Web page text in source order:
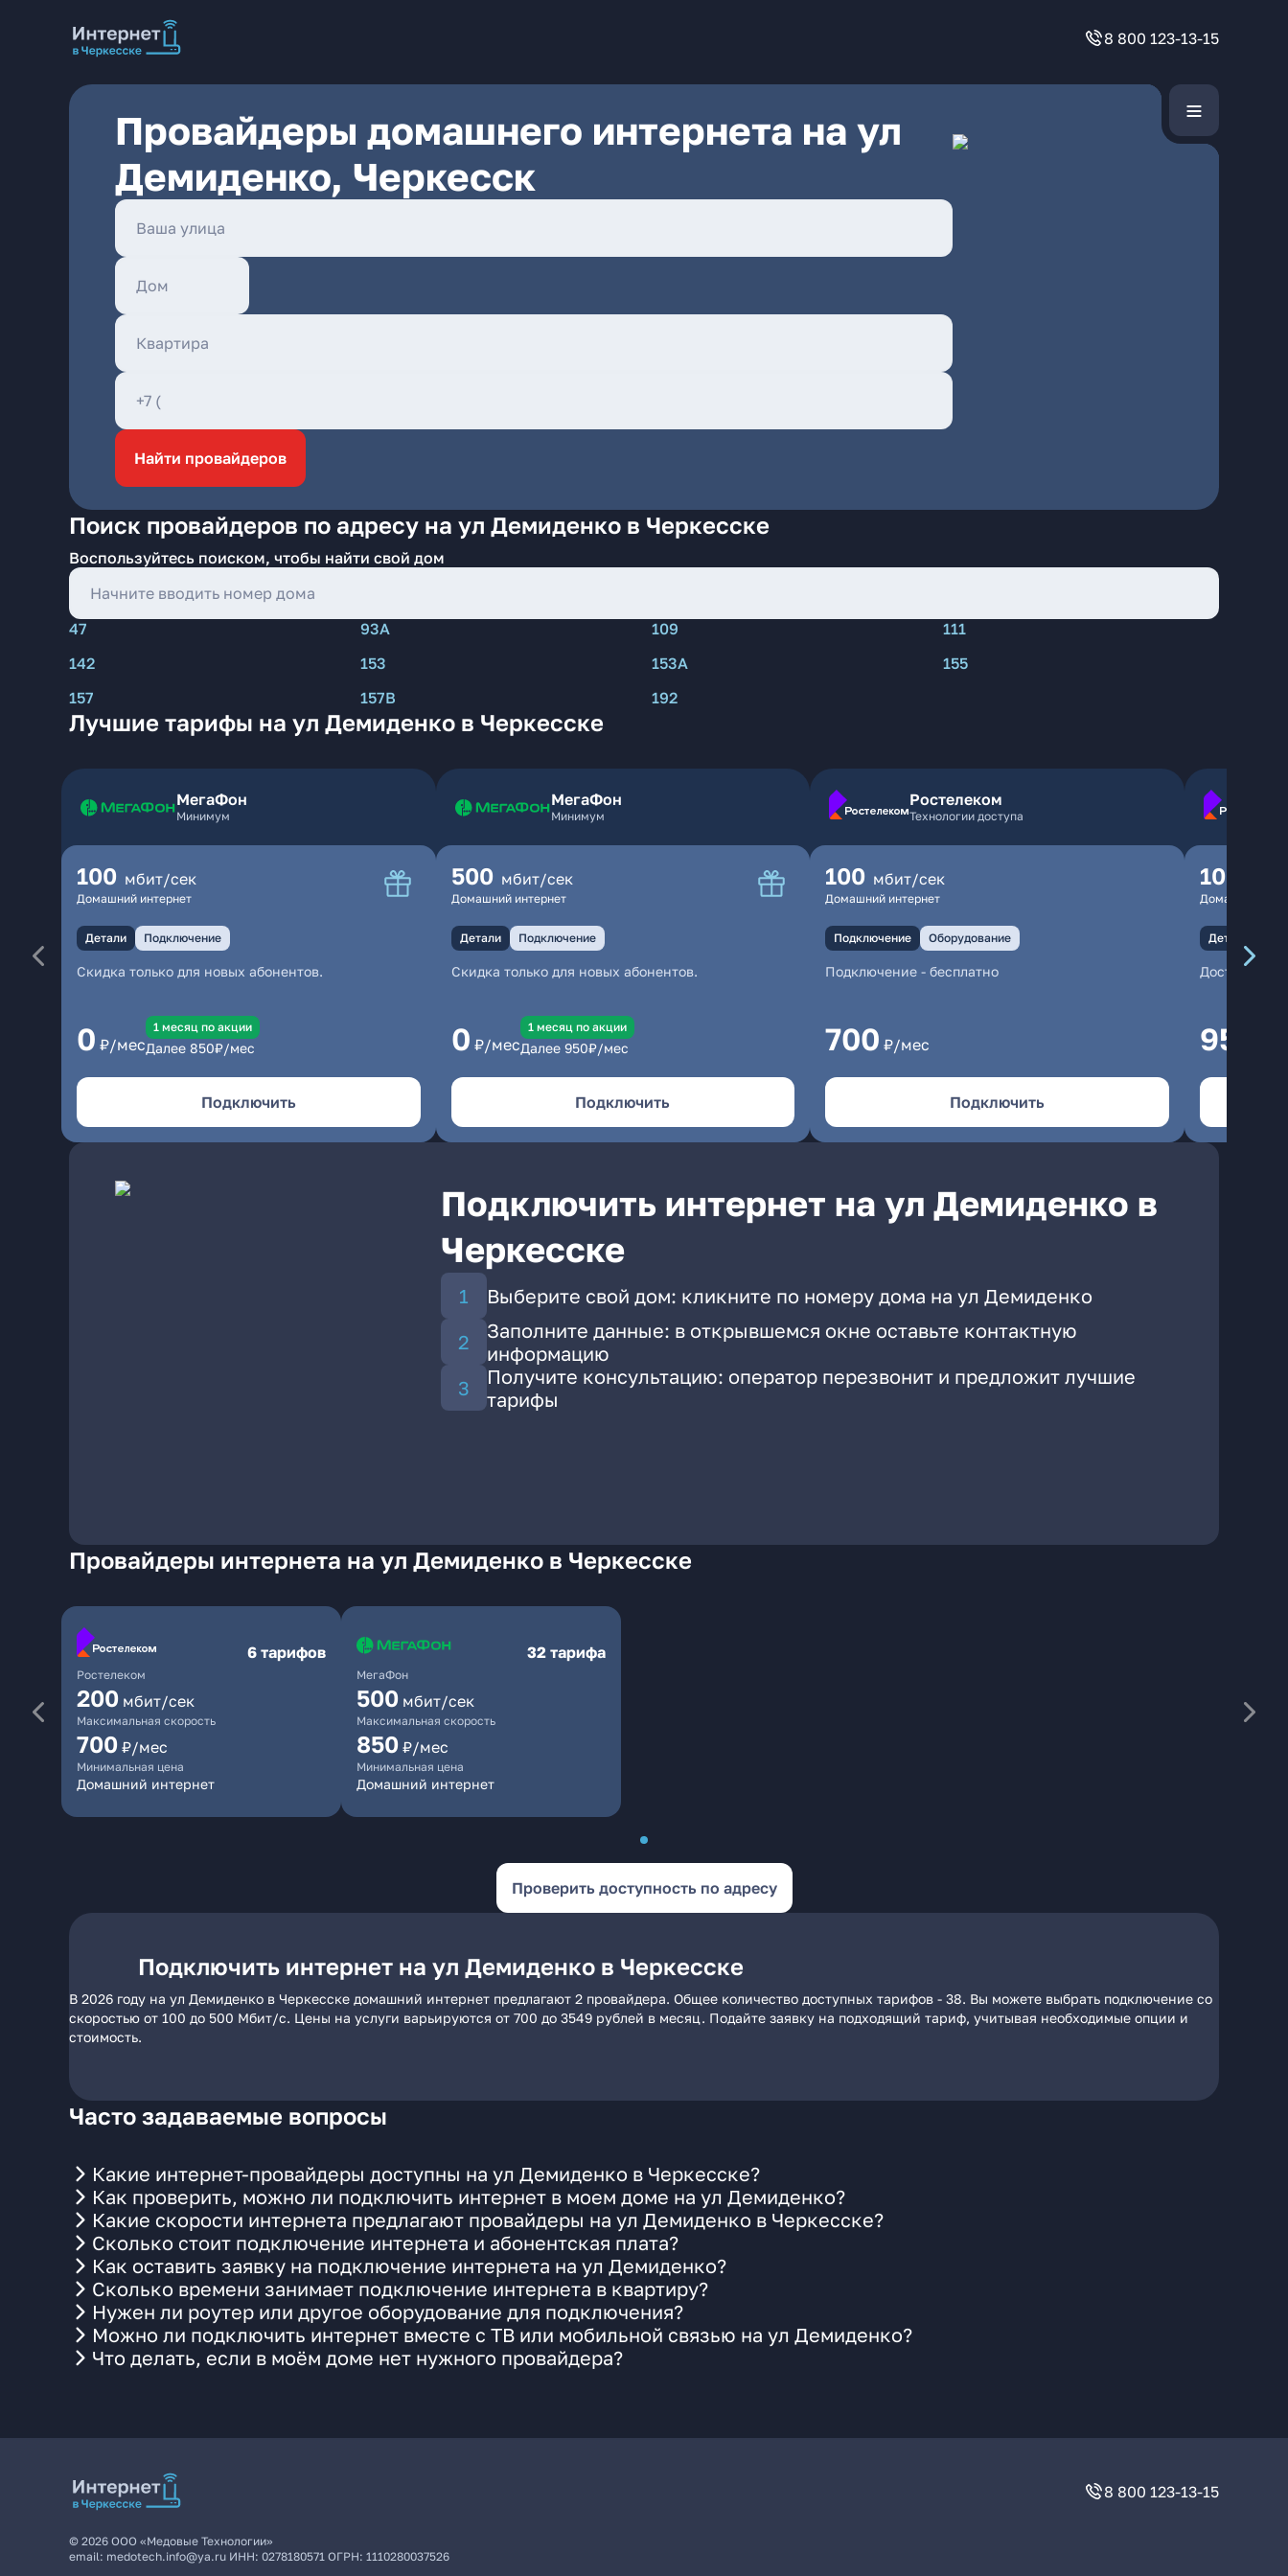
8 800 123-13-15
Провайдеры домашнего интернета на ул
Демиденко, Черкесск
Найти провайдеров
Поиск провайдеров по адресу на ул Демиденко в Черкесске
Воспользуйтесь поиском, чтобы найти свой дом
47 93А 109
111
142
153 153А
155
157
157В 192
Лучшие тарифы на ул Демиденко в Черкесске
МегаФон
Минимум
100 мбит/сек
Домашний интернет
Детали Подключение
Скидка только для новых абонентов.
0 ₽/мес
1 месяц по акции
Далее 850₽/мес
Подключить
МегаФон
Минимум
500 мбит/сек
Домашний интернет
Детали Подключение
Скидка только для новых абонентов.
0 ₽/мес
1 месяц по акции
Далее 950₽/мес
Подключить
Ростелеком
Технологии доступа
100 мбит/сек
Домашний интернет
Подключение Оборудование
Подключение - бесплатно
700 ₽/мес
Подключить
100
Домашний
Детали
Доступны
950
Подключить интернет на ул Демиденко в
Черкесске
Выберите свой дом: кликните по номеру дома на ул Демиденко
Заполните данные: в открывшемся окне оставьте контактную
информацию
Получите консультацию: оператор перезвонит и предложит лучшие
тарифы
Провайдеры интернета на ул Демиденко в Черкесске
Ростелеком
6 тарифов
200 мбит/сек
Максимальная скорость
700 ₽/мес
Минимальная цена
Домашний интернет
МегаФон
32 тарифа
500 мбит/сек
Максимальная скорость
850 ₽/мес
Минимальная цена
Домашний интернет
Проверить доступность по адресу
Подключить интернет на ул Демиденко в Черкесске
В 2026 году на ул Демиденко в Черкесске домашний интернет предлагают 2 провайдера. Общее количество доступных тарифов - 38. Вы можете выбрать подключение со
скоростью от 100 до 500 Мбит/с. Цены на услуги варьируются от 700 до 3549 рублей в месяц. Подайте заявку на подходящий тариф, учитывая необходимые опции и
стоимость.
Часто задаваемые вопросы
Какие интернет-провайдеры доступны на ул Демиденко в Черкесске?
Как проверить, можно ли подключить интернет в моем доме на ул Демиденко?
Какие скорости интернета предлагают провайдеры на ул Демиденко в Черкесске?
Сколько стоит подключение интернета и абонентская плата?
Как оставить заявку на подключение интернета на ул Демиденко?
Сколько времени занимает подключение интернета в квартиру?
Нужен ли роутер или другое оборудование для подключения?
Можно ли подключить интернет вместе с ТВ или мобильной связью на ул Демиденко?
Что делать, если в моём доме нет нужного провайдера?
8 800 123-13-15
© 2026 ООО «Медовые Технологии»
email: medotech.info@ya.ru ИНН: 0278180571 ОГРН: 1110280037526